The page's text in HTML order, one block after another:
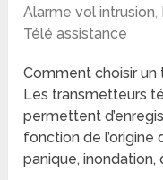
Alarme vol intrusion,
Télé assistance
Comment choisir
Les transmetteurs
permettent
fonction de l’origine
panique, inondation,